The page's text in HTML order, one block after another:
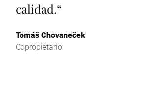
calidad.“
Tomáš Chovaneček
Copropietario